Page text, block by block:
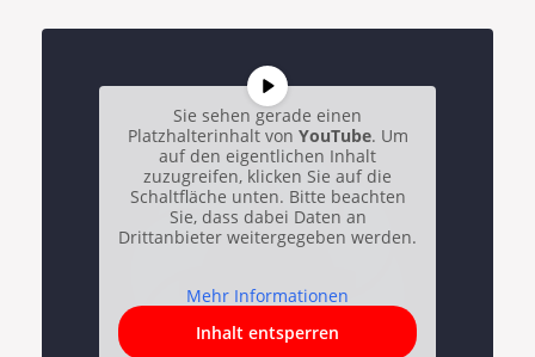
Sie sehen gerade einen
Platzhalterinhalt von YouTube. Um
auf den eigentlichen Inhalt
zuzugreifen, klicken Sie auf die
Schaltfläche unten. Bitte beachten
Sie, dass dabei Daten an
Drittanbieter weitergegeben werden.
Mehr Informationen
Inhalt entsperren